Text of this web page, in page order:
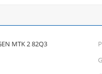
MTK 2 82Q3